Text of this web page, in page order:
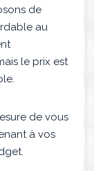
de
au
le prix est
de vous
à vos